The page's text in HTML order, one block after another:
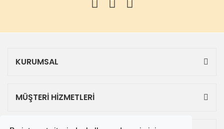
KURUMSAL
MÜŞTERİ HİZMETLERİ